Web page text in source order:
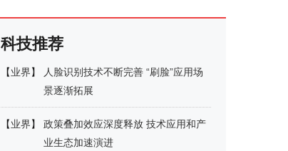
科技推荐
【业界】
人脸识别技术不断完善 “刷脸”应用场
景逐渐拓展
【业界】
政策叠加效应深度释放 技术应用和产
业生态加速演进